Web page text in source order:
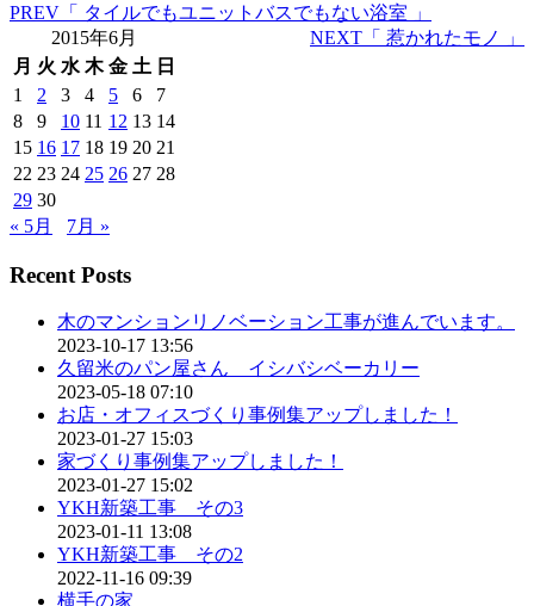
PREV 「 タイルでもユニットバスでもない浴室 」
NEXT 「 惹かれたモノ 」
2015年6月
月 火 水 木 金 土 日
1
2 3 4 5 6
7
8
9 10 11 12 13 14
15 16 17 18 19 20 21
22 23 24 25 26 27 28
29 30
« 5月
7月 »
Recent Posts
木のマンションリノベーション工事が進んでいます。
2023-10-17 13:56
久留米のパン屋さん イシバシベーカリー
2023-05-18 07:10
お店・オフィスづくり事例集アップしました！
2023-01-27 15:03
家づくり事例集アップしました！
2023-01-27 15:02
YKH新築工事 その3
2023-01-11 13:08
YKH新築工事 その2
2022-11-16 09:39
横手の家